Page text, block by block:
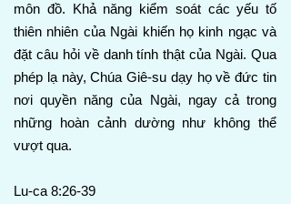
môn đồ. Khả năng kiểm soát các yếu tố
thiên nhiên của Ngài khiến họ kinh ngạc và
đặt câu hỏi về danh tính thật của Ngài. Qua
phép lạ này, Chúa Giê-su dạy họ về đức tin
nơi quyền năng của Ngài, ngay cả trong
những hoàn cảnh dường như không thể
vượt qua.
Lu-ca 8:26-39